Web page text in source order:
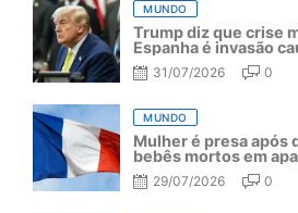
MUNDO
Trump diz que crise
Espanha é invasão
31/07/2026 0
MUNDO
Mulher é presa após
bebês mortos em
29/07/2026 0